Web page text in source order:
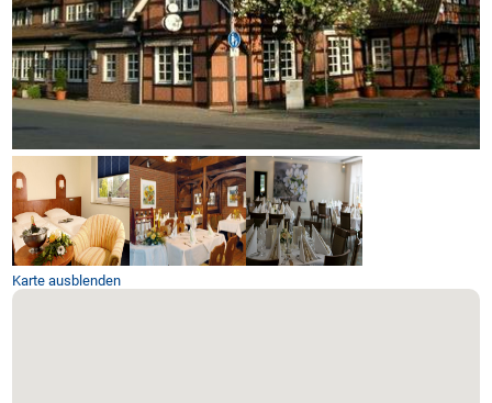
Karte ausblenden